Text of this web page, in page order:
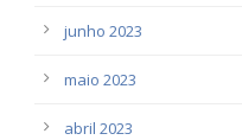
junho 2023
maio 2023
abril 2023